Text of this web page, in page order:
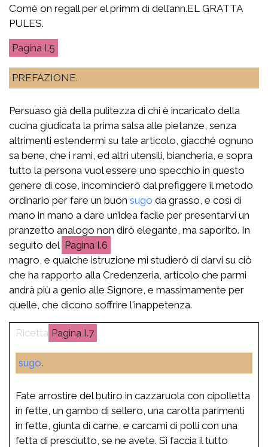
Comè on regall per el primm dì dell’ann.EL GRATTA
PULES.
I.5
PREFAZIONE.
Persuaso già della pulitezza di chi è incaricato della
cucina giudicata la prima salsa alle pietanze, senza
altrimenti estendermi su tale articolo, giacché ognuno
sa bene, che i rami, ed altri utensili, biancheria, e sopra
tutto la persona vuol essere uno specchio in questo
genere di cose, incomincierò dal prefiggere il metodo
ordinario per fare un buon sugo da grasso, e così di
mano in mano a dare un’idea facile per presentarvi un
pranzetto analogo non dirò elegante, ma saporito. In
seguito del
I.6
magro, e qualche istruzione mi studierò di darvi su ciò
che ha rapporto alla Credenzeria, articolo che parmi
andrà più a genio alle Signore, e massimamente per
quelle, che dicono soffrire l'inappetenza.
I.7
sugo.
Fate arrostire del butiro in cazzaruola con cipolletta
in fette, un gambo di sellero, una carotta parimenti
in fette, giunta di carne, e carcami di polli con una
fetta di presciutto, se ne avete. Si faccia il tutto